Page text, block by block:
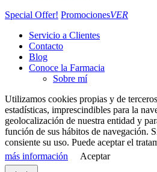
Special Offer! PromocionesVER
Servicio a Clientes
Contacto
Blog
Conoce la Farmacia
Sobre mí
Utilizamos cookies propias y de
estadísticas, imprescindibles para la
geolocalización de nuestra entidad y
función de sus hábitos de navegación.
consiente su uso. Puede aceptar el
más información
Aceptar